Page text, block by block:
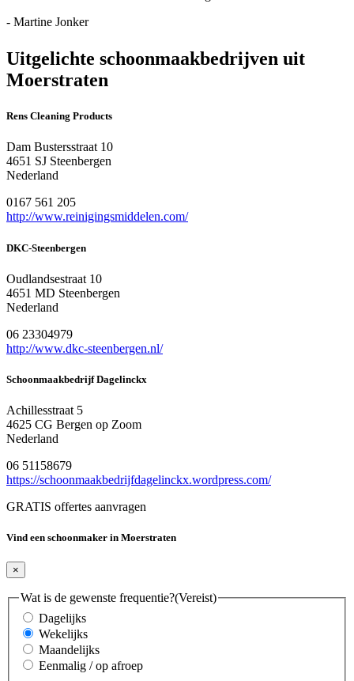
- Martine Jonker
Uitgelichte schoonmaakbedrijven uit
Moerstraten
Rens Cleaning Products
Dam Bustersstraat 10
4651 SJ Steenbergen
Nederland
0167 561 205
http://www.reinigingsmiddelen.com/
DKC-Steenbergen
Oudlandsestraat 10
4651 MD Steenbergen
Nederland
06 23304979
http://www.dkc-steenbergen.nl/
Schoonmaakbedrijf Dagelinckx
Achillesstraat 5
4625 CG Bergen op Zoom
Nederland
06 51158679
https://schoonmaakbedrijfdagelinckx.wordpress.com/
GRATIS offertes aanvragen
Vind een schoonmaker in Moerstraten
×
Wat is de gewenste frequentie?(Vereist)
Dagelijks
Wekelijks
Maandelijks
Eenmalig / op afroep